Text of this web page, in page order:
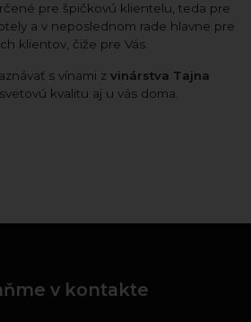
pre špičkovú klientelu, teda pre
a v neposlednom rade hlavne pre
klientov, čiže pre Vás.
s vínami z vinárstva Tajna
kvalitu aj u vás doma.
v kontakte